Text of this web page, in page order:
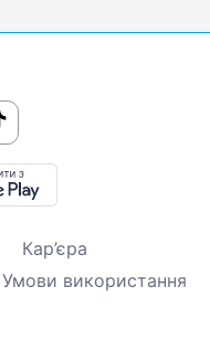
Кар’єра
Умови використання